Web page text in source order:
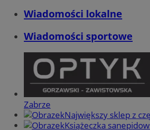
Wiadomości lokalne
Wiadomości sportowe
Zabrze
Największy sklep z
Książeczka